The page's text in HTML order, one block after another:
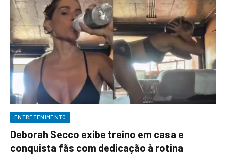
ENTRETENIMENTO
Deborah Secco exibe treino em casa e
conquista fãs com dedicação à rotina